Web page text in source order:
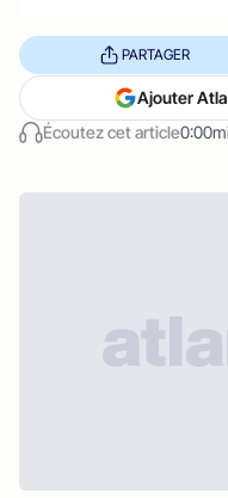
Écoutez cet article
PARTAGER
Ajouter